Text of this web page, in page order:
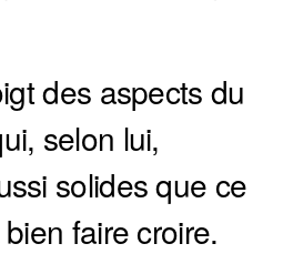
des aspects du
selon lui,
solides que ce
faire croire.